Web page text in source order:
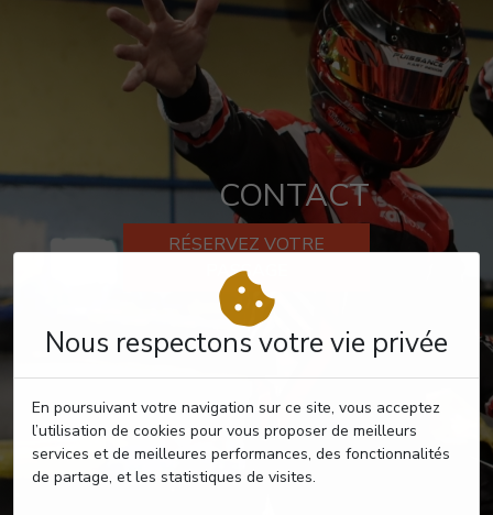
Nous respectons votre vie privée
En poursuivant votre navigation sur ce site, vous acceptez
l’utilisation de cookies pour vous proposer de meilleurs
services et de meilleures performances, des fonctionnalités
de partage, et les statistiques de visites.
CONTACT
RÉSERVEZ VOTRE
PASSAGE